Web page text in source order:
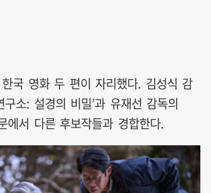
국 영화 두 편이 자리했다. 김성식 감
구소: 설경의 비밀’과 유재선 감독의
에서 다른 후보작들과 경합한다.